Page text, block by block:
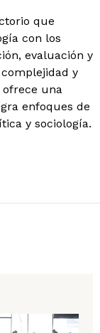
que
con los
evaluación y
y
una
enfoques de
y sociología.